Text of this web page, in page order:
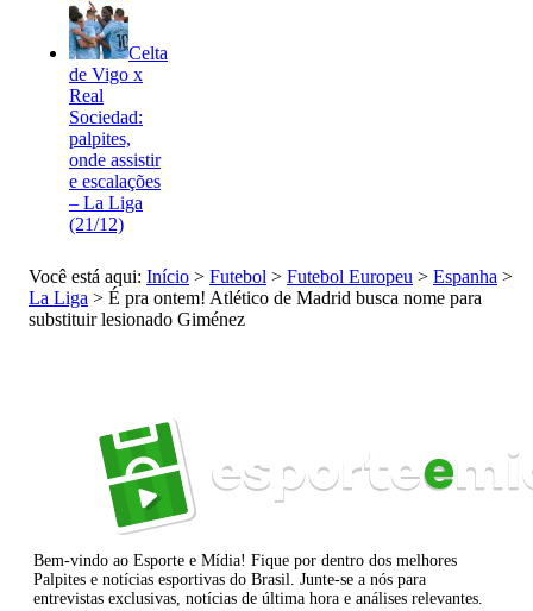
Celta
de Vigo x
Real
Sociedad:
palpites,
onde assistir
e escalações
– La Liga
(21/12)
Você está aqui: Início > Futebol > Futebol Europeu > Espanha >
La Liga > É pra ontem! Atlético de Madrid busca nome para
substituir lesionado Giménez
Bem-vindo ao Esporte e Mídia! Fique por dentro dos melhores
Palpites e notícias esportivas do Brasil. Junte-se a nós para
entrevistas exclusivas, notícias de última hora e análises relevantes.